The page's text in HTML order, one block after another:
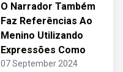
O Narrador Também
Faz Referências Ao
Menino Utilizando
Expressões Como
07 September 2024